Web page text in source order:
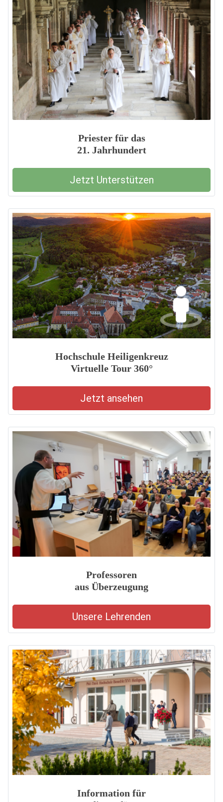
Priester für das
21. Jahrhundert
Jetzt Unterstützen
Hochschule Heiligenkreuz
Virtuelle Tour 360°
Jetzt ansehen
Professoren
aus Überzeugung
Unsere Lehrenden
Information für